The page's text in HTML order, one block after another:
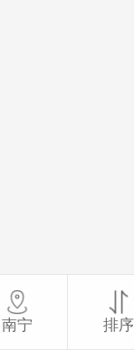
南宁 排序